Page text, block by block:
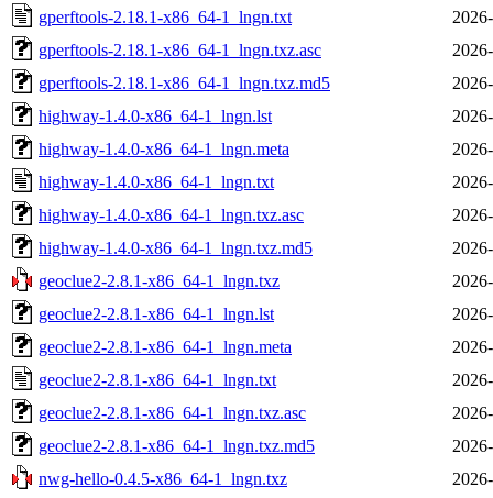
gperftools-2.18.1-x86_64-1_lngn.txt
gperftools-2.18.1-x86_64-1_lngn.txz.asc
gperftools-2.18.1-x86_64-1_lngn.txz.md5
highway-1.4.0-x86_64-1_lngn.lst
highway-1.4.0-x86_64-1_lngn.meta
highway-1.4.0-x86_64-1_lngn.txt
highway-1.4.0-x86_64-1_lngn.txz.asc
highway-1.4.0-x86_64-1_lngn.txz.md5
geoclue2-2.8.1-x86_64-1_lngn.txz
geoclue2-2.8.1-x86_64-1_lngn.lst
geoclue2-2.8.1-x86_64-1_lngn.meta
geoclue2-2.8.1-x86_64-1_lngn.txt
geoclue2-2.8.1-x86_64-1_lngn.txz.asc
geoclue2-2.8.1-x86_64-1_lngn.txz.md5
nwg-hello-0.4.5-x86_64-1_lngn.txz